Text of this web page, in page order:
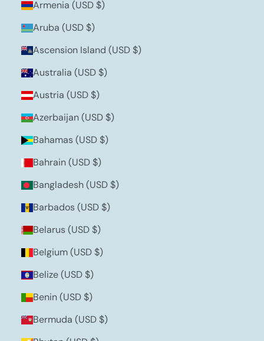
Armenia (USD $)
Aruba (USD $)
Ascension Island (USD $)
Australia (USD $)
Austria (USD $)
Azerbaijan (USD $)
Bahamas (USD $)
Bahrain (USD $)
Bangladesh (USD $)
Barbados (USD $)
Belarus (USD $)
Belgium (USD $)
Belize (USD $)
Benin (USD $)
Bermuda (USD $)